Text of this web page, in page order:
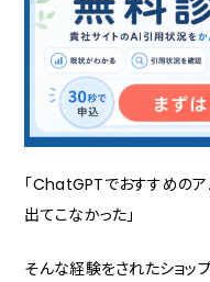
「ChatGPTでおすすめのア
出てこなかった」
そんな経験をされたショッ